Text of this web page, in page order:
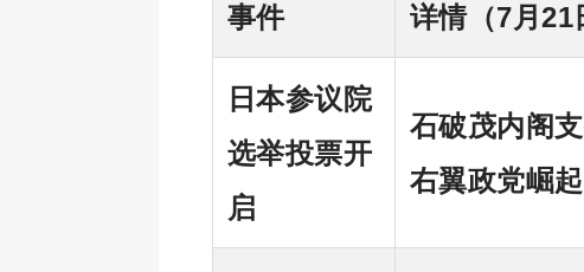
事件 详情（7月21
日本参议院
选举投票开
启
石破茂内阁
右翼政党崛